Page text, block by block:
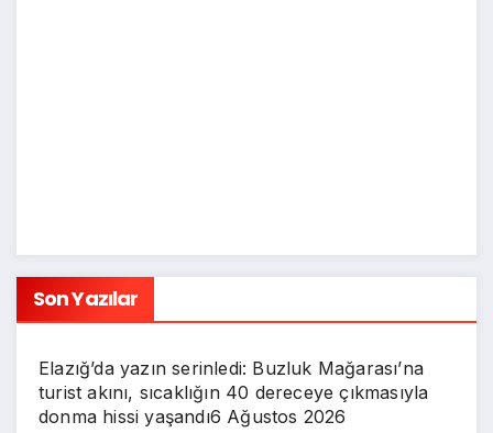
Son Yazılar
Elazığ’da yazın serinledi: Buzluk Mağarası’na
turist akını, sıcaklığın 40 dereceye çıkmasıyla
donma hissi yaşandı6 Ağustos 2026